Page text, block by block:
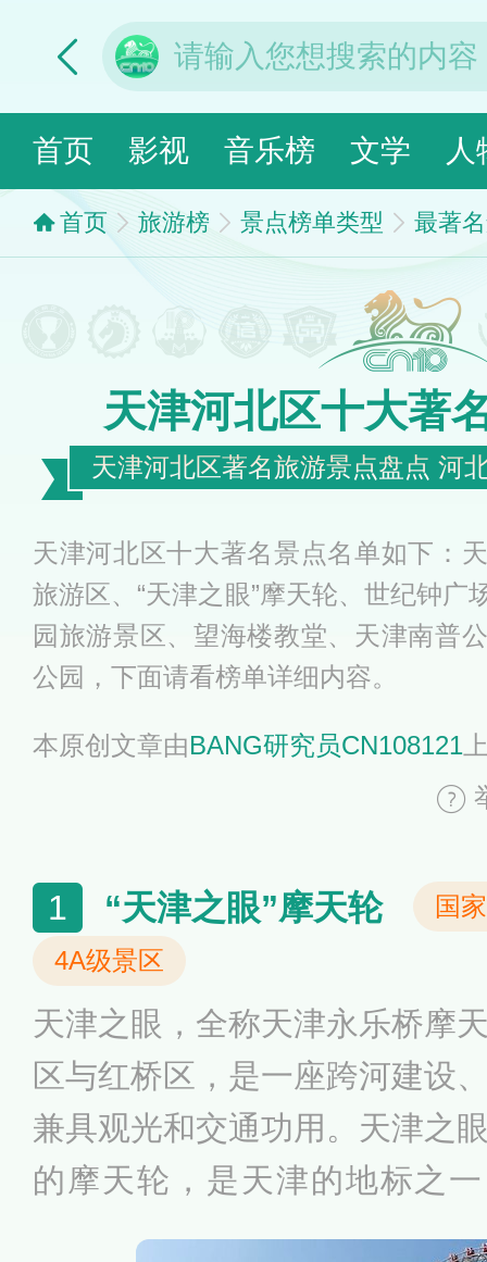
首页 影视 音乐榜 文学 人
首页 旅游榜 景点榜单类型 最著
天津河北区十大著
天津河北区著名旅游景点盘点 河
天津河北区十大著名景点名单如下：
旅游区、“天津之眼”摩天轮、世纪钟广
园旅游景区、望海楼教堂、天津南普
公园，下面请看榜单详细内容。
本原创文章由BANG研究员CN108121
1 “天津之眼”摩天轮
国
4A级景区
天津之眼，全称天津永乐桥摩
区与红桥区，是一座跨河建设
兼具观光和交通功用。天津之
的摩天轮，是天津的地标之
米，轮外装挂48个360度透明